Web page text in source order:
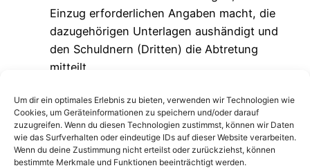
Um dir ein optimales Erlebnis zu bieten, verwenden wir Technologien wie
Cookies, um Geräteinformationen zu speichern und/oder darauf
zuzugreifen. Wenn du diesen Technologien zustimmst, können wir Daten
wie das Surfverhalten oder eindeutige IDs auf dieser Website verarbeiten.
Wenn du deine Zustimmung nicht erteilst oder zurückziehst, können
bestimmte Merkmale und Funktionen beeinträchtigt werden.
Einzug erforderlichen Angaben macht, die
dazugehörigen Unterlagen aushändigt und
den Schuldnern (Dritten) die Abtretung
mitteilt.
Umbildung der Kaufsache durch den
Kunden erfolgt stets für uns als Hersteller
im Sinne des § 950 BGB ohne uns zu
verpflichten. In diesem Fall setzt sich das